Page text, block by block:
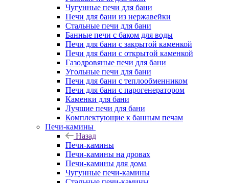
Чугунные печи для бани
Печи для бани из нержавейки
Стальные печи для бани
Банные печи с баком для воды
Печи для бани с закрытой каменкой
Печи для бани с открытой каменкой
Газодровяные печи для бани
Угольные печи для бани
Печи для бани с теплообменником
Печи для бани с парогенератором
Каменки для бани
Лучшие печи для бани
Комплектующие к банным печам
Печи-камины
Назад
Печи-камины
Печи-камины на дровах
Печи-камины для дома
Чугунные печи-камины